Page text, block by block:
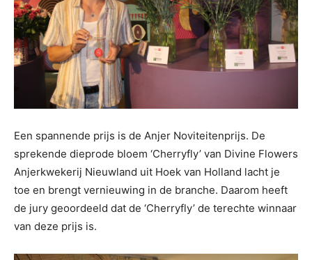
Een spannende prijs is de Anjer Noviteitenprijs. De
sprekende dieprode bloem ‘Cherryfly’ van Divine Flowers
Anjerkwekerij Nieuwland uit Hoek van Holland lacht je
toe en brengt vernieuwing in de branche. Daarom heeft
de jury geoordeeld dat de ‘Cherryfly’ de terechte winnaar
van deze prijs is.